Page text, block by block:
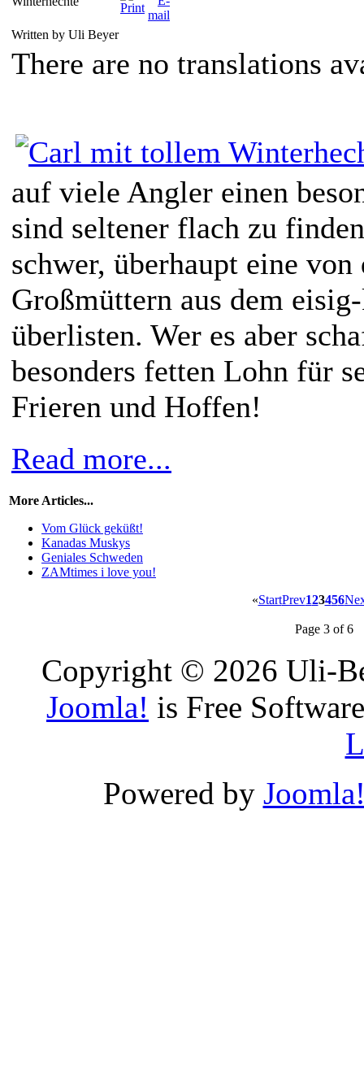
Written by Uli Beyer
There are no translations
auf viele Angler einen
sind seltener flach zu
schwer, überhaupt eine von
Großmüttern aus dem
überlisten. Wer es aber
besonders fetten Lohn für
Frieren und Hoffen!
Read more...
More Articles...
Vom Glück geküßt!
Kanadas Muskys
Geniales Schweden
ZAMtimes i love you!
«StartPrev123456
Page 3 of 6
Copyright © 2026 Uli-
Joomla! is Free
Powered by